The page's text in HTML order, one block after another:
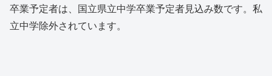
卒業予定者は、国立県立中学卒業予定者見込み数です。私
立中学除外されています。